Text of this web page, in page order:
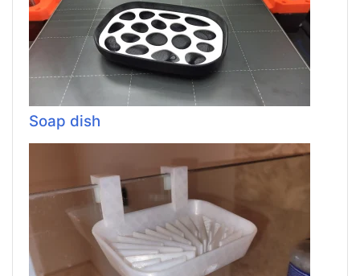
Soap dish